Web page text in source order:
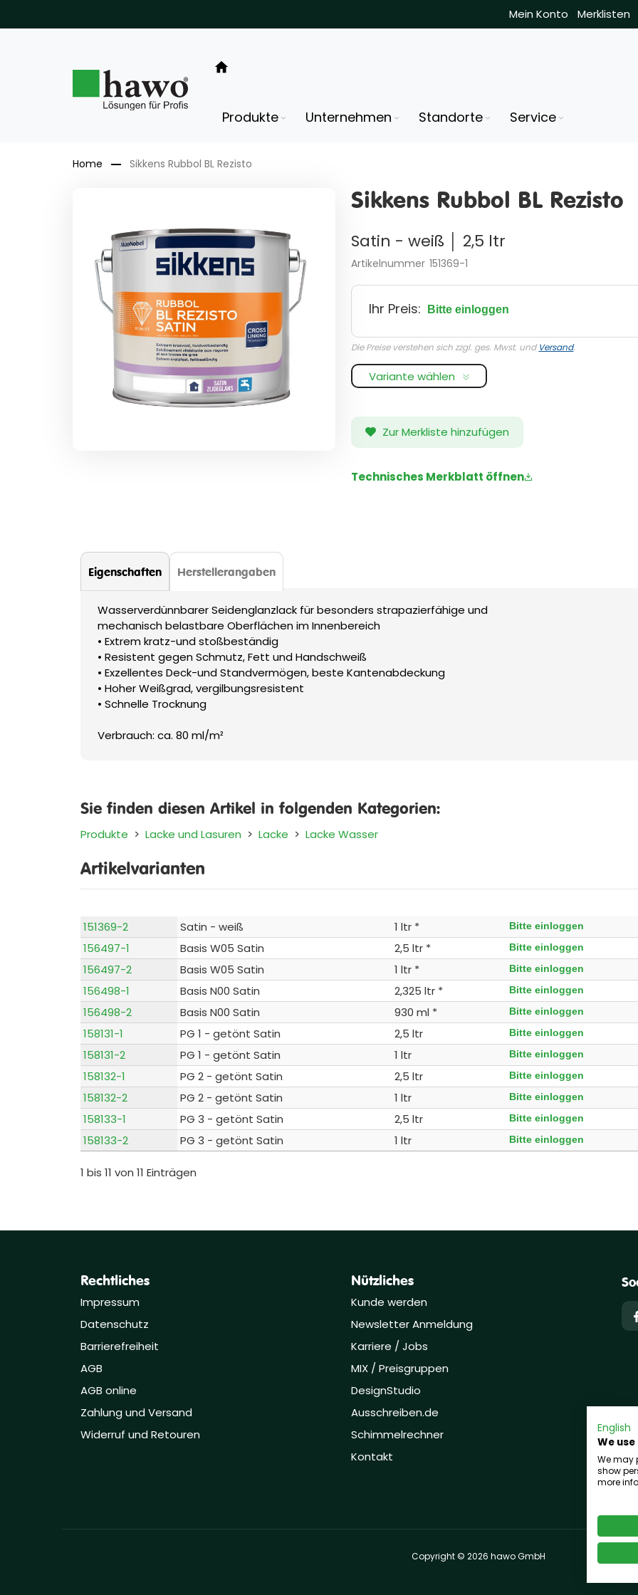
Inhalt
Mein Konto Merklisten
Produkte Unternehmen Standorte Service
Home Sikkens Rubbol BL Rezisto
Bildergalerie
springen
Sikkens Rubbol BL Rezisto
Satin - weiß │ 2,5 ltr
Artikelnummer 151369-1
Ihr Preis: Bitte einloggen
Die Preise verstehen sich zzgl. ges. Mwst. und Versand.
Variante wählen
Zur Merkliste hinzufügen
Technisches Merkblatt öffnen
Eigenschaften
Wasserverdünnbarer Seidenglanzlack für besonders strapazierfähige und
mechanisch belastbare Oberflächen im Innenbereich
• Extrem kratz-und stoßbeständig
• Resistent gegen Schmutz, Fett und Handschweiß
• Exzellentes Deck-und Standvermögen, beste Kantenabdeckung
• Hoher Weißgrad, vergilbungsresistent
• Schnelle Trocknung
Verbrauch: ca. 80 ml/m²
Herstellerangaben
Sie finden diesen Artikel in folgenden Kategorien:
Produkte > Lacke und Lasuren > Lacke > Lacke Wasser
Artikelvarianten
151369-2 Satin - weiß 1 ltr * Bitte einloggen
156497-1 Basis W05 Satin 2,5 ltr * Bitte einloggen
156497-2 Basis W05 Satin 1 ltr * Bitte einloggen
156498-1 Basis N00 Satin 2,325 ltr * Bitte einloggen
156498-2 Basis N00 Satin 930 ml * Bitte einloggen
158131-1 PG 1 - getönt Satin 2,5 ltr Bitte einloggen
158131-2 PG 1 - getönt Satin 1 ltr Bitte einloggen
158132-1 PG 2 - getönt Satin 2,5 ltr Bitte einloggen
158132-2 PG 2 - getönt Satin 1 ltr Bitte einloggen
158133-1 PG 3 - getönt Satin 2,5 ltr Bitte einloggen
158133-2 PG 3 - getönt Satin 1 ltr Bitte einloggen
1 bis 11 von 11 Einträgen
Rechtliches
Impressum
Datenschutz
Barrierefreiheit
AGB
AGB online
Zahlung und Versand
Widerruf und Retouren
Nützliches
Kunde werden
Newsletter Anmeldung
Karriere / Jobs
MIX / Preisgruppen
DesignStudio
Ausschreiben.de
Schimmelrechner
Kontakt
Copyright © 2026 hawo GmbH
English
We
We may
show
more